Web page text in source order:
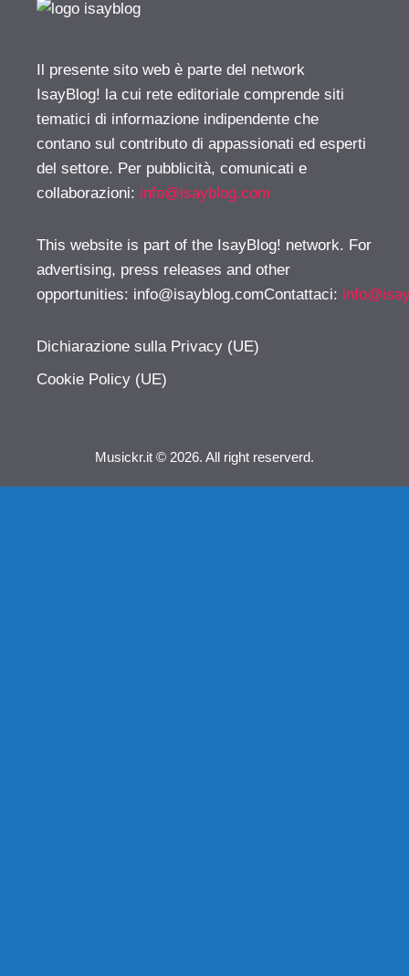
Il presente sito web è parte del network
IsayBlog! la cui rete editoriale comprende siti
tematici di informazione indipendente che
contano sul contributo di appassionati ed esperti
del settore. Per pubblicità, comunicati e
collaborazioni: info@isayblog.com
This website is part of the IsayBlog! network. For
advertising, press releases and other
opportunities: info@isayblog.comContattaci:
Dichiarazione sulla Privacy (UE)
Cookie Policy (UE)
Musickr.it © 2026. All right reserverd.